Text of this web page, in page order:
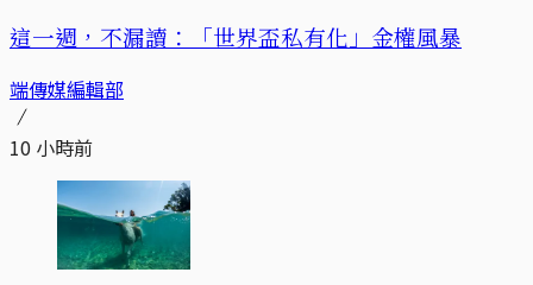
這一週，不漏讀：「世界盃私有化」金權風暴
端傳媒編輯部
10 小時前